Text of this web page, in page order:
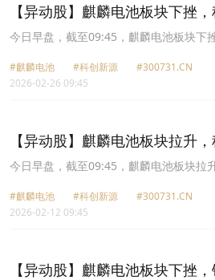
【异动股】麒麟电池板块下挫
跌5.04%
今日早盘，截至09:45，麒麟电池板块下
达(300602.CN)跌2.89%报36.9元，富临
18.3元，银邦股份(300337.CN)跌1.03%
#麒麟电池 #科创新源
#300731.CN
2026-02-26 09:45
【异动股】麒麟电池板块拉升
涨11.36%
今日早盘，截至09:45，麒麟电池板块拉
达(300602.CN)涨5.15%报36.16元，铭利
24.66元，宁德时代(300750.CN)涨1.48%
#麒麟电池 #科创新源
#300731.CN
2026-02-12 09:45
【异动股】麒麟电池板块下挫